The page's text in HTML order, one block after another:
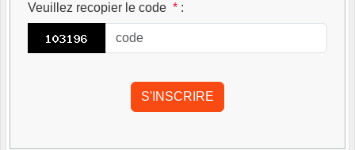
Veuillez recopier le code * :